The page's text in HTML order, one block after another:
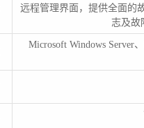
远程管理界面，提供全面的
志及故
Microsoft Windows Server